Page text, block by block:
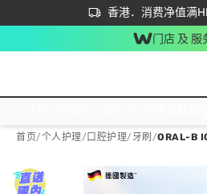
香港．消费净值满
立即成为易赏钱会
首次APP下单买满$450 输
门店 及 服
首页/个人护理/ 口腔护理/牙刷 /ORAL-B